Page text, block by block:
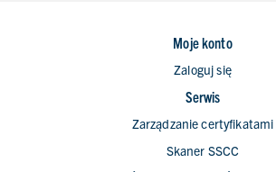
Moje konto
Zaloguj się
Serwis
Zarządzanie certyfikatami
Skaner SSCC